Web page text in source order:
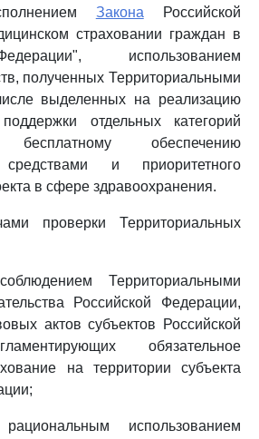
Закона Российской
страховании граждан в
использованием
полученных Территориальными
выделенных на реализацию
отдельных категорий
обеспечению
средствами и приоритетного
в сфере здравоохранения.
проверки Территориальных
Территориальными
Российской Федерации,
актов субъектов Российской
обязательное
на территории субъекта
использованием